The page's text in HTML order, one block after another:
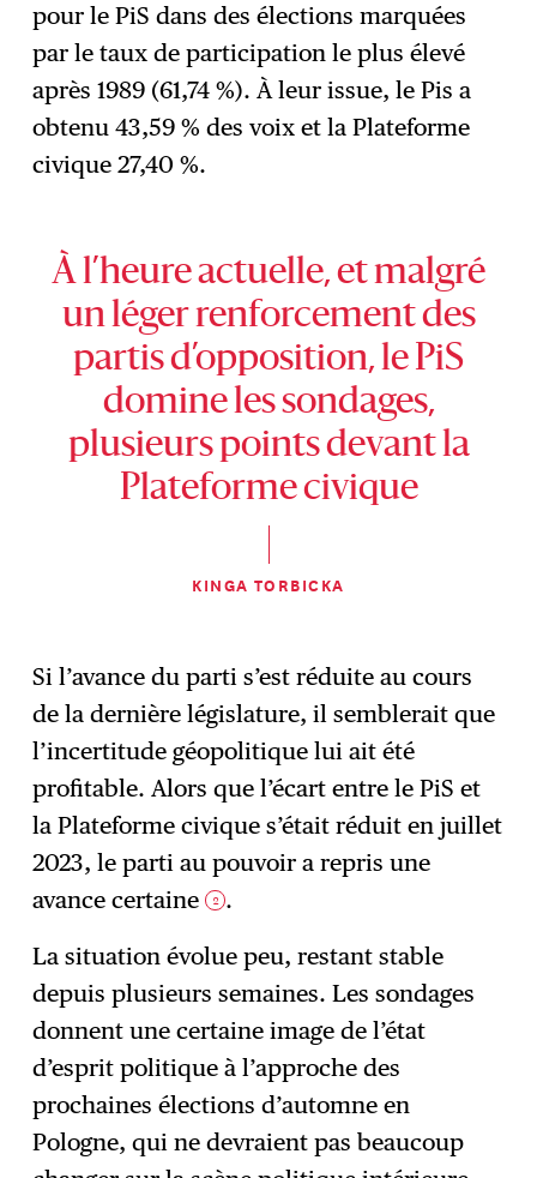
pour le PiS dans des élections marquées
par le taux de participation le plus élevé
après 1989 (61,74 %). À leur issue, le Pis a
obtenu 43,59 % des voix et la Plateforme
civique 27,40 %.
À l’heure actuelle, et malgré
un léger renforcement des
partis d’opposition, le PiS
domine les sondages,
plusieurs points devant la
Plateforme civique
KINGA TORBICKA
Si l’avance du parti s’est réduite au cours
de la dernière législature, il semblerait que
l’incertitude géopolitique lui ait été
profitable. Alors que l’écart entre le PiS et
la Plateforme civique s’était réduit en juillet
2023, le parti au pouvoir a repris une
avance certaine 2 .
La situation évolue peu, restant stable
depuis plusieurs semaines. Les sondages
donnent une certaine image de l’état
d’esprit politique à l’approche des
prochaines élections d’automne en
Pologne, qui ne devraient pas beaucoup